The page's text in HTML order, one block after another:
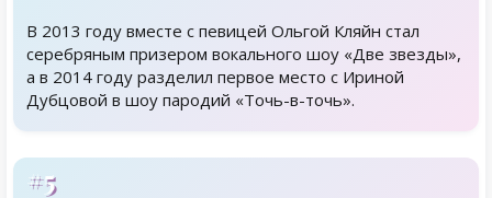
В 2013 году вместе с певицей Ольгой Кляйн стал
серебряным призером вокального шоу «Две звезды»,
а в 2014 году разделил первое место с Ириной
Дубцовой в шоу пародий «Точь-в-точь».
#5